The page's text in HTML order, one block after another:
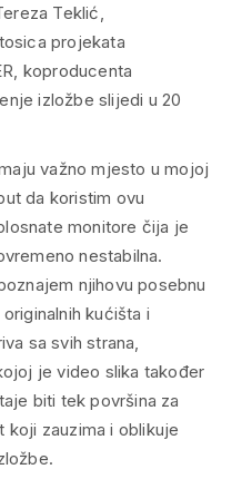
Teklić,
projekata
koproducenta
izložbe slijedi u 20
važno mjesto u mojoj
da koristim ovu
monitore čija je
nestabilna.
njihovu posebnu
kućišta i
sa svih strana,
je video slika također
biti tek površina za
zauzima i oblikuje